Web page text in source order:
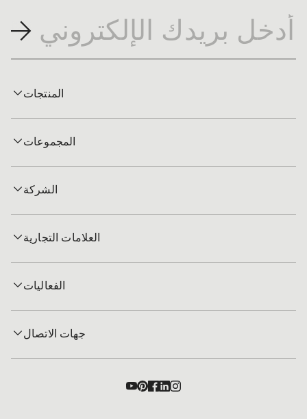
المنتجات
المجموعات
الشركة
العلامات التجارية
الفعاليات
جهات الاتصال